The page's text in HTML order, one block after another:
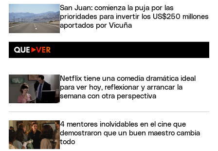
San Juan: comienza la puja por las
prioridades para invertir los US$250 millones
aportados por Vicuña
Netflix tiene una comedia dramática ideal
para ver hoy, reflexionar y arrancar la
semana con otra perspectiva
4 mentores inolvidables en el cine que
demostraron que un buen maestro cambia
todo